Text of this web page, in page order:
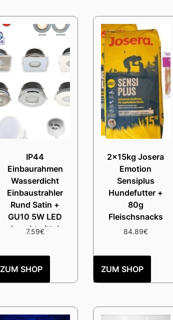
IP44
Einbaurahmen
Wasserdicht
Einbaustrahler
Rund Satin +
GU10 5W LED
Leuchtmittel
7.59€
ZUM SHOP
2x15kg Josera
Emotion
Sensiplus
Hundefutter +
80g
Fleischsnacks
84.89€
ZUM SHOP